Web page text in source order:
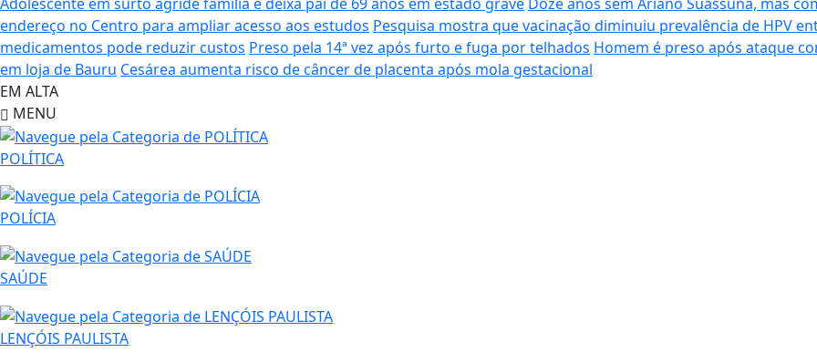
endereço no Centro para ampliar acesso aos estudos Pesquisa mostra que vacinação diminuiu prevalência de HPV
medicamentos pode reduzir custos Preso pela 14ª vez após furto e fuga por telhados Homem é preso após ataque
em loja de Bauru Cesárea aumenta risco de câncer de placenta após mola gestacional
EM ALTA
MENU
POLÍTICA
POLÍCIA
SAÚDE
LENÇÓIS PAULISTA